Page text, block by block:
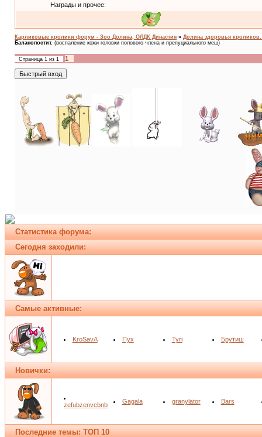
Награды и прочее:
Карликовые кролики форум - Зоо Долина, ОЛДК Династия » Долина здоровья
Баланопостит. (воспаление кожи головки полового члена и препуциального меш)
Страница 1 из 1 1
Статистика форума:
Сегодня заходили:
Самые активные:
KroSavA Пух Tyri Брутиш
Новички:
zefubzenvcbnb Gagala granylator Bars
Последние темы: ТОП 10